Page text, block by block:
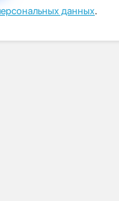
данных.